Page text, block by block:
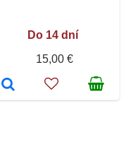
Do 14 dní
15,00 €